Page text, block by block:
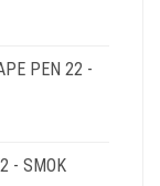
PEN 22 -
- SMOK